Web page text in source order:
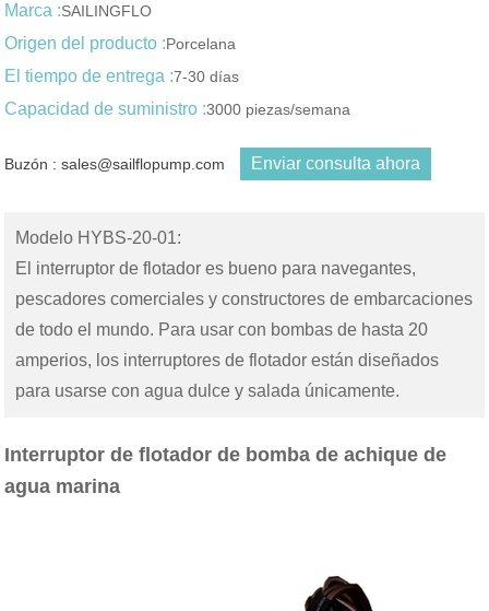
Marca :SAILINGFLO
Origen del producto :Porcelana
El tiempo de entrega :7-30 días
Capacidad de suministro :3000 piezas/semana
Buzón : sales@sailflopump.com Enviar consulta ahora
Modelo HYBS-20-01:
El interruptor de flotador es bueno para navegantes,
pescadores comerciales y constructores de embarcaciones
de todo el mundo. Para usar con bombas de hasta 20
amperios, los interruptores de flotador están diseñados
para usarse con agua dulce y salada únicamente.
Interruptor de flotador de bomba de achique de
agua marina